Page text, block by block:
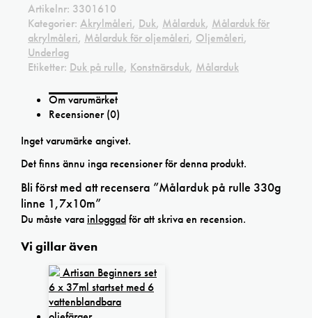
Artikelnr: 3301610
Kategorier: Akrylmåleri, Duk, Målarduk, Målarduk för
akrylmåleri, Målarduk för oljemåleri, Oljemåleri,
Underlag
Etiketter: Duk på rulle, Konstnärsduk, Målarduk
Om varumärket
Recensioner (0)
Inget varumärke angivet.
Det finns ännu inga recensioner för denna produkt.
Bli först med att recensera ”Målarduk på rulle 330g
linne 1,7x10m”
Du måste varainloggadför att skriva en recension.
Vi gillar även